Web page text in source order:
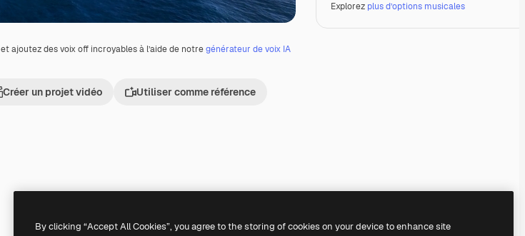
et ajoutez des voix off incroyables à l’aide de notregénérateur de voix IA
Créer un projet vidéo Utiliser comme référence
Explorez plus d’options musicales
By clicking “Accept All Cookies”, you agree to the storing of cookies on your device to enhance site